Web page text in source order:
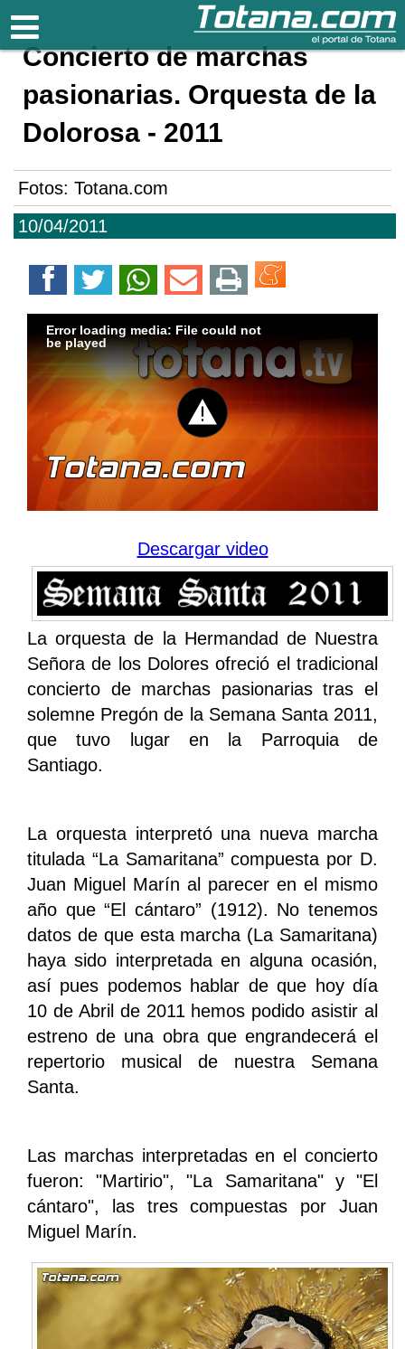
Totana.com
10/04/2011
Concierto de marchas
pasionarias. Orquesta de la
Dolorosa - 2011
Fotos: Totana.com
Error loading media: File could not
be played
Descargar video
La orquesta de la Hermandad de Nuestra
Señora de los Dolores ofreció el tradicional
concierto de marchas pasionarias tras el
solemne Pregón de la Semana Santa 2011,
que tuvo lugar en la Parroquia de
Santiago.
La orquesta interpretó una nueva marcha
titulada “La Samaritana” compuesta por D.
Juan Miguel Marín al parecer en el mismo
año que “El cántaro” (1912). No tenemos
datos de que esta marcha (La Samaritana)
haya sido interpretada en alguna ocasión,
así pues podemos hablar de que hoy día
10 de Abril de 2011 hemos podido asistir al
estreno de una obra que engrandecerá el
repertorio musical de nuestra Semana
Santa.
Las marchas interpretadas en el concierto
fueron: "Martirio", "La Samaritana" y "El
cántaro", las tres compuestas por Juan
Miguel Marín.